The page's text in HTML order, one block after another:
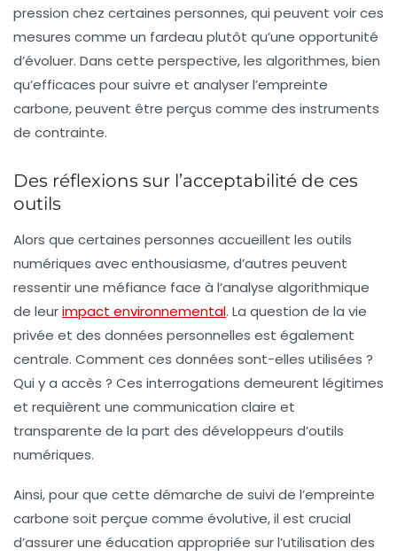
pression chez certaines personnes, qui peuvent voir ces
mesures comme un fardeau plutôt qu’une opportunité
d’évoluer. Dans cette perspective, les algorithmes, bien
qu’efficaces pour suivre et analyser l’empreinte
carbone, peuvent être perçus comme des instruments
de contrainte.
Des réflexions sur l’acceptabilité de ces
outils
Alors que certaines personnes accueillent les outils
numériques avec enthousiasme, d’autres peuvent
ressentir une méfiance face à l’analyse algorithmique
de leurimpact environnemental. La question de la vie
privée et des données personnelles est également
centrale. Comment ces données sont-elles utilisées ?
Qui y a accès ? Ces interrogations demeurent légitimes
et requièrent une communication claire et
transparente de la part des développeurs d’outils
numériques.
Ainsi, pour que cette démarche de suivi de l’empreinte
carbone soit perçue comme évolutive, il est crucial
d’assurer une éducation appropriée sur l’utilisation des